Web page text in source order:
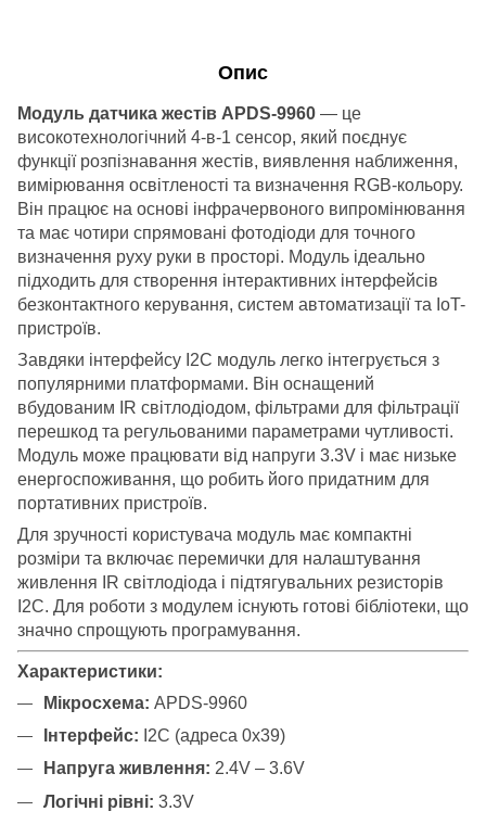
Опис
Модуль датчика жестів APDS-9960 — це
високотехнологічний 4-в-1 сенсор, який поєднує
функції розпізнавання жестів, виявлення наближення,
вимірювання освітленості та визначення RGB-кольору.
Він працює на основі інфрачервоного випромінювання
та має чотири спрямовані фотодіоди для точного
визначення руху руки в просторі. Модуль ідеально
підходить для створення інтерактивних інтерфейсів
безконтактного керування, систем автоматизації та IoT-
пристроїв.
Завдяки інтерфейсу I2C модуль легко інтегрується з
популярними платформами. Він оснащений
вбудованим IR світлодіодом, фільтрами для фільтрації
перешкод та регульованими параметрами чутливості.
Модуль може працювати від напруги 3.3V і має низьке
енергоспоживання, що робить його придатним для
портативних пристроїв.
Для зручності користувача модуль має компактні
розміри та включає перемички для налаштування
живлення IR світлодіода і підтягувальних резисторів
I2C. Для роботи з модулем існують готові бібліотеки, що
значно спрощують програмування.
Характеристики:
Мікросхема: APDS-9960
Інтерфейс: I2C (адреса 0x39)
Напруга живлення: 2.4V – 3.6V
Логічні рівні: 3.3V